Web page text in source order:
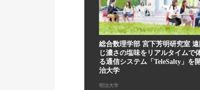
総合数理学部 宮下芳明研究室 遠
じ濃さの塩味をリアルタイムで
る通信システム「TeleSalty」を
治大学
明治大学